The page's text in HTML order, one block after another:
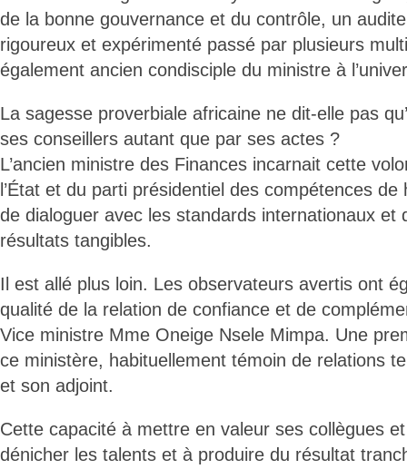
de la bonne gouvernance et du contrôle, un
rigoureux et expérimenté passé par plusieurs
également ancien condisciple du ministre à
La sagesse proverbiale africaine ne dit-elle pas
ses conseillers autant que par ses actes ?
L’ancien ministre des Finances incarnait cette
l’État et du parti présidentiel des compétences
de dialoguer avec les standards internationaux et
résultats tangibles.
Il est allé plus loin. Les observateurs avertis ont
qualité de la relation de confiance et de
Vice ministre Mme Oneige Nsele Mimpa. Une
ce ministère, habituellement témoin de relations
et son adjoint.
Cette capacité à mettre en valeur ses collègues
dénicher les talents et à produire du résultat